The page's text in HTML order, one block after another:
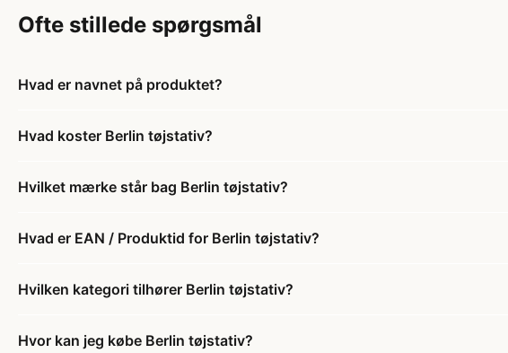
Ofte stillede spørgsmål
Hvad er navnet på produktet?
Hvad koster Berlin tøjstativ?
Hvilket mærke står bag Berlin tøjstativ?
Hvad er EAN / Produktid for Berlin tøjstativ?
Hvilken kategori tilhører Berlin tøjstativ?
Hvor kan jeg købe Berlin tøjstativ?